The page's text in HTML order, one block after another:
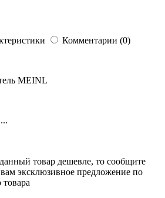
Комментарии (0)
MEINL
товар дешевле, то сообщите
эксклюзивное предложение по